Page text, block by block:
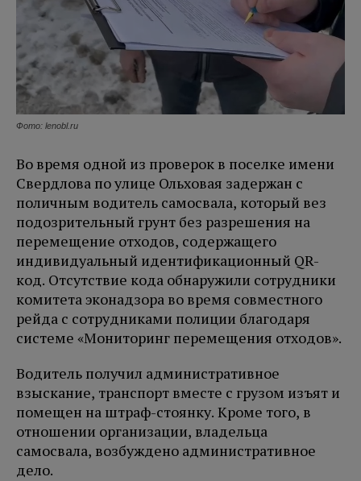
Фото: lenobl.ru
Во время одной из проверок в поселке имени
Свердлова по улице Ольховая задержан с
поличным водитель самосвала, который вез
подозрительный грунт без разрешения на
перемещение отходов, содержащего
индивидуальный идентификационный QR-
код. Отсутствие кода обнаружили сотрудники
комитета эконадзора во время совместного
рейда с сотрудниками полиции благодаря
системе «Мониторинг перемещения отходов».
Водитель получил административное
взыскание, транспорт вместе с грузом изъят и
помещен на штраф-стоянку. Кроме того, в
отношении организации, владельца
самосвала, возбуждено административное
дело.